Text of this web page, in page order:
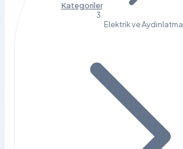
Kategoriler
Elektrik ve Aydınlatma